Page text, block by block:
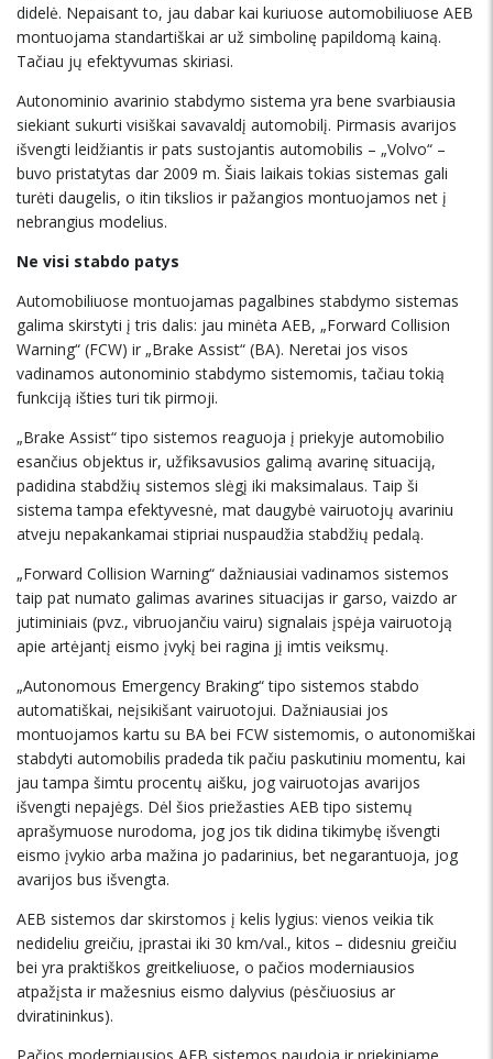
didelė. Nepaisant to, jau dabar kai kuriuose automobiliuose AEB
montuojama standartiškai ar už simbolinę papildomą kainą.
Tačiau jų efektyvumas skiriasi.
Autonominio avarinio stabdymo sistema yra bene svarbiausia
siekiant sukurti visiškai savavaldį automobilį. Pirmasis avarijos
išvengti leidžiantis ir pats sustojantis automobilis – „Volvo“ –
buvo pristatytas dar 2009 m. Šiais laikais tokias sistemas gali
turėti daugelis, o itin tikslios ir pažangios montuojamos net į
nebrangius modelius.
Ne visi stabdo patys
Automobiliuose montuojamas pagalbines stabdymo sistemas
galima skirstyti į tris dalis: jau minėta AEB, „Forward Collision
Warning“ (FCW) ir „Brake Assist“ (BA). Neretai jos visos
vadinamos autonominio stabdymo sistemomis, tačiau tokią
funkciją išties turi tik pirmoji.
„Brake Assist“ tipo sistemos reaguoja į priekyje automobilio
esančius objektus ir, užfiksavusios galimą avarinę situaciją,
padidina stabdžių sistemos slėgį iki maksimalaus. Taip ši
sistema tampa efektyvesnė, mat daugybė vairuotojų avariniu
atveju nepakankamai stipriai nuspaudžia stabdžių pedalą.
„Forward Collision Warning“ dažniausiai vadinamos sistemos
taip pat numato galimas avarines situacijas ir garso, vaizdo ar
jutiminiais (pvz., vibruojančiu vairu) signalais įspėja vairuotoją
apie artėjantį eismo įvykį bei ragina jį imtis veiksmų.
„Autonomous Emergency Braking“ tipo sistemos stabdo
automatiškai, neįsikišant vairuotojui. Dažniausiai jos
montuojamos kartu su BA bei FCW sistemomis, o autonomiškai
stabdyti automobilis pradeda tik pačiu paskutiniu momentu, kai
jau tampa šimtu procentų aišku, jog vairuotojas avarijos
išvengti nepajėgs. Dėl šios priežasties AEB tipo sistemų
aprašymuose nurodoma, jog jos tik didina tikimybę išvengti
eismo įvykio arba mažina jo padarinius, bet negarantuoja, jog
avarijos bus išvengta.
AEB sistemos dar skirstomos į kelis lygius: vienos veikia tik
nedideliu greičiu, įprastai iki 30 km/val., kitos – didesniu greičiu
bei yra praktiškos greitkeliuose, o pačios moderniausios
atpažįsta ir mažesnius eismo dalyvius (pėsčiuosius ar
dviratininkus).
Pačios moderniausios AEB sistemos naudoja ir priekiniame